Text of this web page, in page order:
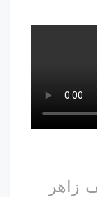
زاهر